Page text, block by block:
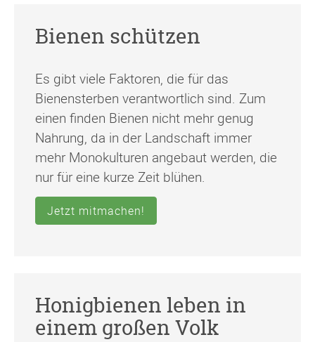
Bienen schützen
Es gibt viele Faktoren, die für das
Bienensterben verantwortlich sind. Zum
einen finden Bienen nicht mehr genug
Nahrung, da in der Landschaft immer
mehr Monokulturen angebaut werden, die
nur für eine kurze Zeit blühen.
Jetzt mitmachen!
Honigbienen leben in
einem großen Volk